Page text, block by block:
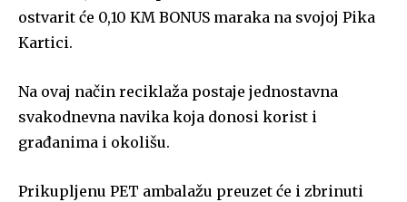
ostvarit će 0,10 KM BONUS maraka na svojoj Pika
Kartici.
Na ovaj način reciklaža postaje jednostavna
svakodnevna navika koja donosi korist i
građanima i okolišu.
Prikupljenu PET ambalažu preuzet će i zbrinuti